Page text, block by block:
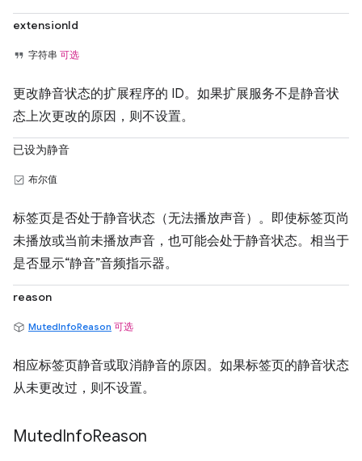
extensionId
字符串 可选
更改静音状态的扩展程序的 ID。如果扩展服务不是静音状
态上次更改的原因，则不设置。
已设为静音
布尔值
标签页是否处于静音状态（无法播放声音）。即使标签页尚
未播放或当前未播放声音，也可能会处于静音状态。相当于
是否显示“静音”音频指示器。
reason
MutedInfoReason 可选
相应标签页静音或取消静音的原因。如果标签页的静音状态
从未更改过，则不设置。
MutedInfoReason